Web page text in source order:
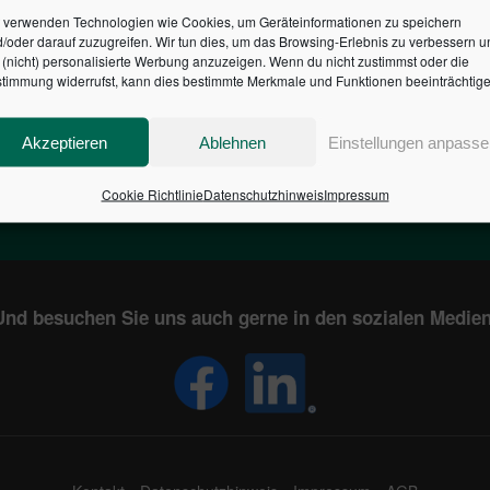
verwenden Technologien wie Cookies, um Geräteinformationen zu speichern
oder darauf zuzugreifen. Wir tun dies, um das Browsing-Erlebnis zu verbessern
personalisierte Werbung anzuzeigen. Wenn du nicht zustimmst oder die
widerrufst, kann dies bestimmte Merkmale und Funktionen
Akzeptieren Ablehnen Einstellungen
Cookie RichtlinieDatenschutzhinweisImpressum
DES BUNDES DER
€
IN DEUTSCHLAND
besuchen Sie uns auch gerne in den sozialen